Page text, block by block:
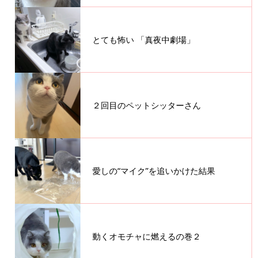
とても怖い 「真夜中劇場」
２回目のペットシッターさん
愛しの“マイク”を追いかけた結果
動くオモチャに燃えるの巻２